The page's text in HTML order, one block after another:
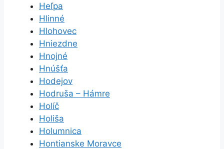
Heľpa
Hlinné
Hlohovec
Hniezdne
Hnojné
Hnúšťa
Hodejov
Hodruša – Hámre
Holíč
Holiša
Holumnica
Hontianske Moravce